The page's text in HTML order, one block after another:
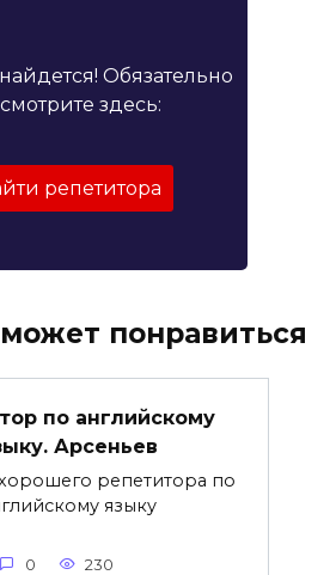
Обязательно
здесь:
репетитора
понравиться
по английскому
Арсеньев
репетитора по
языку
0 230